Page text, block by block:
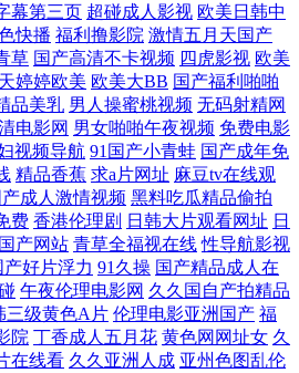
av91日韩 九九久久九99 91麻豆高清视频 老
玖资源中文字 91破处在线观看 国产第92页
无码不卡 女同片免费网站 日韩一级TV 欧美
免费男女午男女网址 精品人妻乱码一区二
欧美日韩午夜福利影院 久久这里只有精品
福利刺激伦理片 豆花吃瓜每日视频在线 在
91人妻性爱超碰 青青草社区视频美 91在线
幕第三页 超碰成人影视 欧美日韩中
快播 福利撸影院 激情五月天国产
草 国产高清不卡视频 四虎影视 欧美
婷婷欧美 欧美大BB 国产福利啪啪
品美乳 男人操蜜桃视频 无码射精网
电影网 男女啪啪午夜视频 免费电影
视频导航 91国产小青蛙 国产成年免
精品香蕉 求a片网址 麻豆tv在线观
产成人激情视频 黑料吃瓜精品偷拍
费 香港伦理剧 日韩大片观看网址 日
国产网站 青草全福视在线 性导航影视
产好片浮力 91久操 国产精品成人在
午夜伦理电影网 久久国自产拍精品
三级黄色A片 伦理电影亚洲国产 福
院 丁香成人五月花 黄色网网址女 久
在线看 久久亚洲人成 亚州色图乱伦